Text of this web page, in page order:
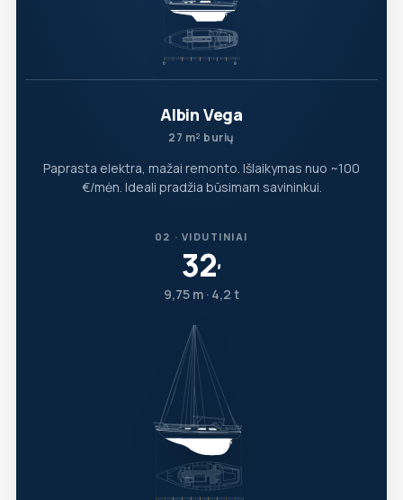
Albin Vega
27 m² burių
Paprasta elektra, mažai remonto. Išlaikymas nuo ~100
€/mėn. Ideali pradžia būsimam savininkui.
02 · VIDUTINIAI
32′
9,75 m · 4,2 t